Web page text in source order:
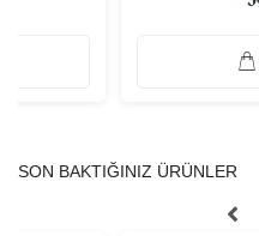
SON BAKTIĞINIZ ÜRÜNLER